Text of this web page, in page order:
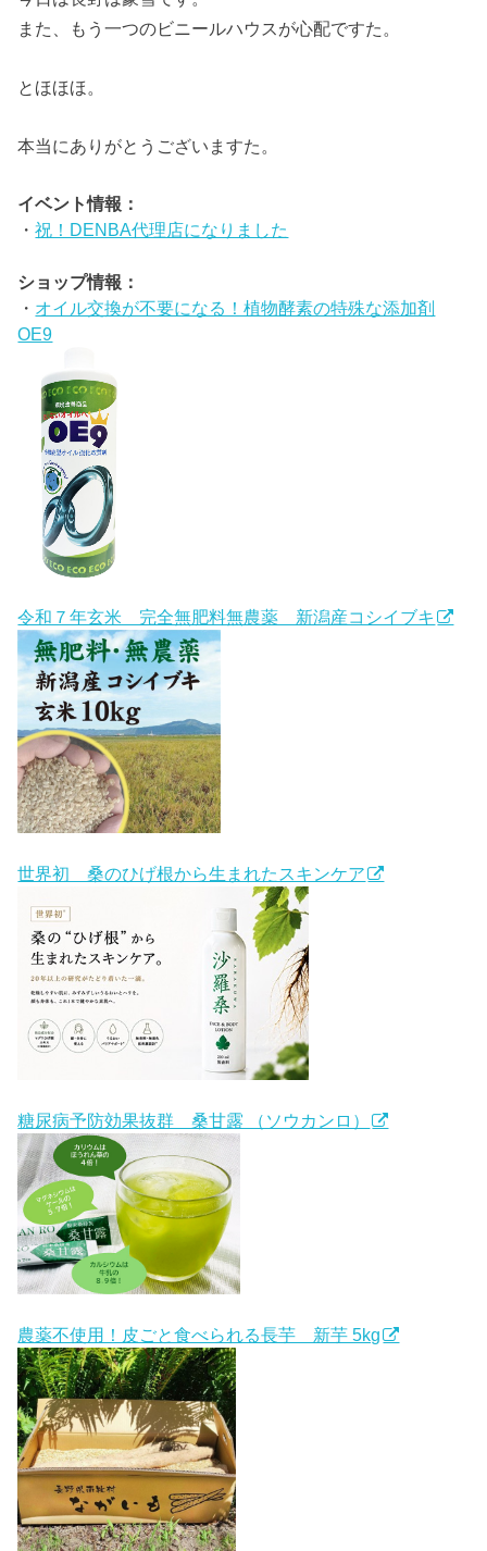
また、もう一つのビニールハウスが心配ですた。
とほほほ。
本当にありがとうございますた。
イベント情報：
・祝！DENBA代理店になりました
ショップ情報：
・ オイル交換が不要になる！植物酵素の特殊な添加剤
OE9
令和７年玄米 完全無肥料無農薬 新潟産コシイブキ
世界初 桑のひげ根から生まれたスキンケア
糖尿病予防効果抜群 桑甘露 （ソウカンロ）
農薬不使用！皮ごと食べられる長芋 新芋 5kg